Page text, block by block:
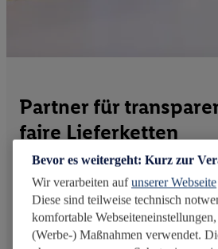
Partner für
faire Lieferketten
Globale Lieferketten stellen
vor komplexe Herausforderungen
Biodiversität über
fairen Einkommen. Lidl begegnet
mit starken Partnern aus den
Bevor es weitergeht: Kurz zur
Wir verarbeiten aufunserer Webseite
Diese sind teilweise technisch
komfortable
(Werbe-) Maßnahmen verwendet.